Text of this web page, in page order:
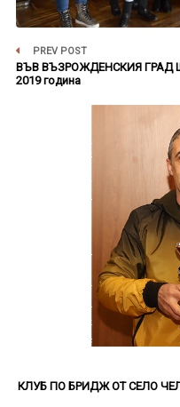
PREV POST
ВЪВ ВЪЗРОЖДЕНСКИЯ ГРАД
2019 година
КЛУБ ПО БРИДЖ ОТ СЕЛО